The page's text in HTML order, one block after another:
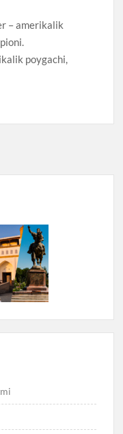
– amerikalik
poygachi,